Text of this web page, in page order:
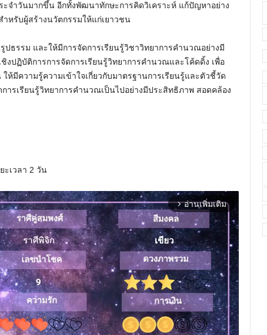
จำวันมากขึ้น อีกทั้งพัฒนาทักษะการคิดวิเคราะห์ แก้ปัญหาอย่าง
หรับผู้สร้างนวัตกรรมให้แก่เยาวชน
ปธรรม และให้มีการจัดการเรียนรู้วิชาวิทยาการคำนวณอย่างมี
งปฏิบัติการการจัดการเรียนรู้วิทยาการคำนวณและโค้ดดิ้ง เพื่อ
ห้มีความรู้ความเข้าใจเกี่ยวกับมาตรฐานการเรียนรู้และตัวชี้วัด
รเรียนรู้วิทยาการคำนวณเป็นไปอย่างมีประสิทธิภาพ สอดคล้อง
ะเวลา 2 วัน
arrow_forward_ios อ่านเพิ่มเติม